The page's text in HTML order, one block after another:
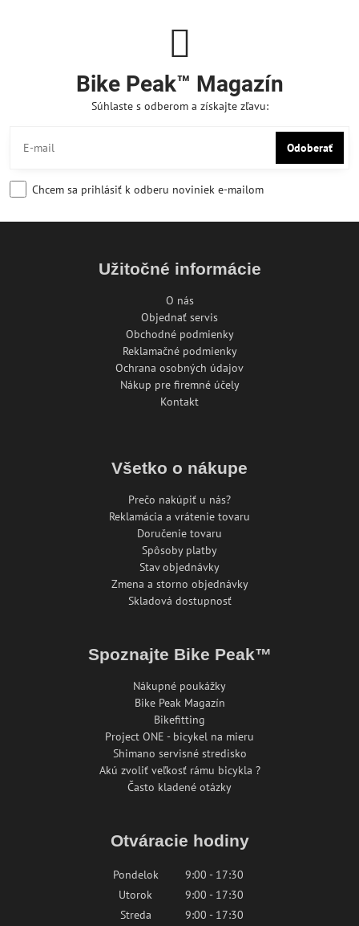
Bike Peak™ Magazín
Súhlaste s odberom a získajte zľavu:
Odoberať
Chcem sa prihlásiť k odberu noviniek e-mailom
Užitočné informácie
O nás
Objednať servis
Obchodné podmienky
Reklamačné podmienky
Ochrana osobných údajov
Nákup pre firemné účely
Kontakt
Všetko o nákupe
Prečo nakúpiť u nás?
Reklamácia a vrátenie tovaru
Doručenie tovaru
Spôsoby platby
Stav objednávky
Zmena a storno objednávky
Skladová dostupnosť
Spoznajte Bike Peak™
Nákupné poukážky
Bike Peak Magazín
Bikefitting
Project ONE - bicykel na mieru
Shimano servisné stredisko
Akú zvoliť veľkosť rámu bicykla ?
Často kladené otázky
Otváracie hodiny
Pondelok
9:00 - 17:30
Utorok
9:00 - 17:30
Streda
9:00 - 17:30